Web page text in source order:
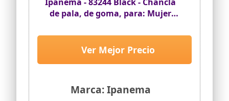
de pala, de goma, para: Mujer
Marca: Ipanema
Ver Mejor Precio